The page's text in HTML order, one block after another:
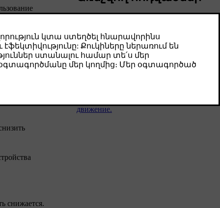
или
снижается.
При возникновении проблемы с окном с
электроприводом, возможно, нужно
выполнить сброс его настроек. Это
движение.